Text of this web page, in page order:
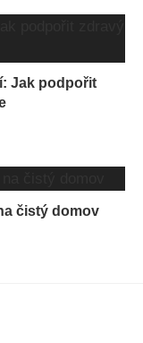
Jak podpořit
čistý domov